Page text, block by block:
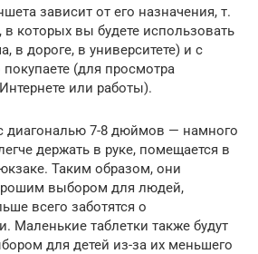
зависит от его назначения, т.
в которых вы будете использовать
в дороге, в университете) и с
(для просмотра
или работы).
диагональю 7-8 дюймов — намного
держать в руке, помещается в
Таким образом, они
выбором для людей,
всего заботятся о
Маленькие таблетки также будут
для детей из-за их меньшего